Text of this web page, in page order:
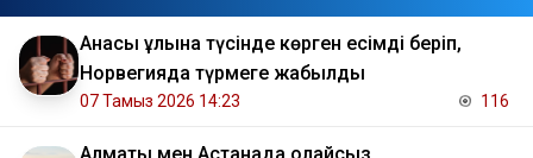
Анасы ұлына түсінде көрген есімді беріп,
Норвегияда түрмеге жабылды
07 Тамыз 2026 14:23 116
Алматы мен Астанада қолайсыз